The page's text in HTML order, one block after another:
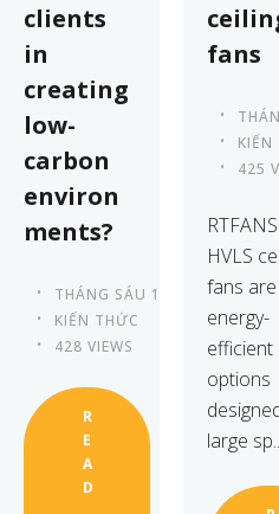
clients
in
creating
low-
carbon
environ
ments?
THÁNG SÁU 13TH, 2023
KIẾN THỨC
428 VIEWS
R
E
A
D
fans
KIẾN
425
RTFANS
HVLS
fans are
energy-
efficient
options
large